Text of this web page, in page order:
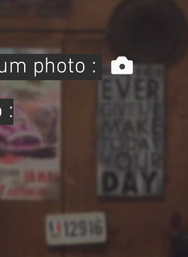
photo :
: